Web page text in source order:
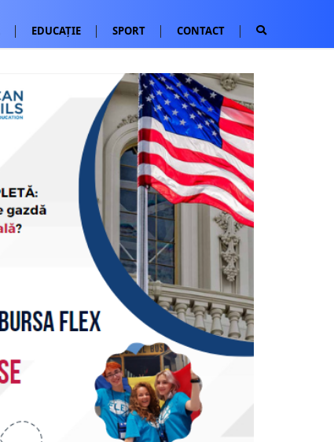
EDUCAȚIE SPORT CONTACT